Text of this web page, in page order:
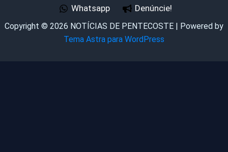
Whatsapp
Denúncie!
Copyright © 2026 NOTÍCIAS DE PENTECOSTE | Powered by
Tema Astra para WordPress